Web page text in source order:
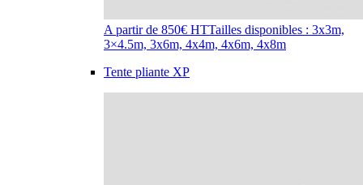
A partir de 850€ HTTailles disponibles : 3x3m,
3×4.5m, 3x6m, 4x4m, 4x6m, 4x8m
Tente pliante XP